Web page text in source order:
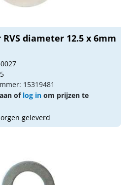
diameter 12.5 x 6mm
15319481
aan of log in om prijzen te
geleverd